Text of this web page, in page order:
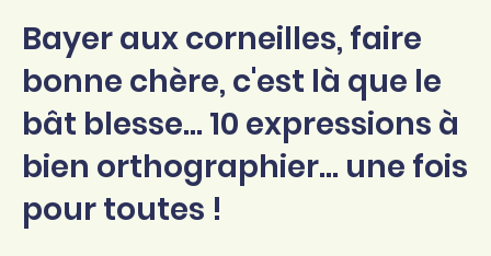
Bayer aux corneilles, faire
bonne chère, c'est là que le
bât blesse... 10 expressions à
bien orthographier... une fois
pour toutes !